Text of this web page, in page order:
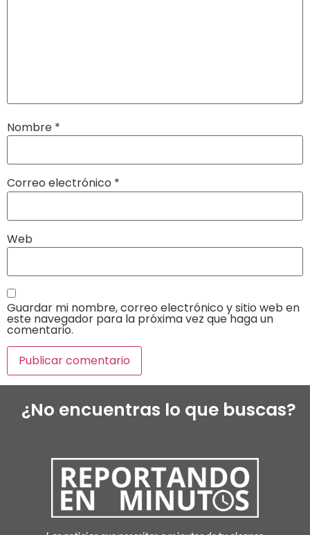
Nombre *
Correo electrónico *
Web
Guardar mi nombre, correo electrónico y sitio web en
este navegador para la próxima vez que haga un
comentario.
¿No encuentras lo que buscas?